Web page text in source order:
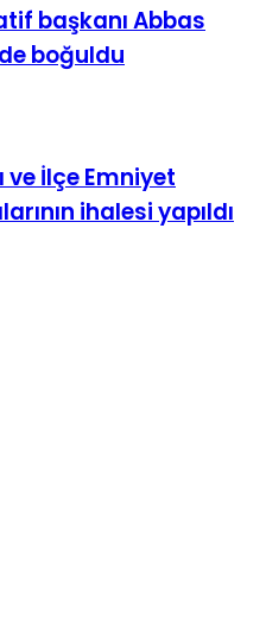
başkanı Abbas
boğuldu
ve İlçe Emniyet
ihalesi yapıldı